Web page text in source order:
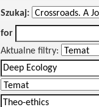
Szukaj:
for
Aktualne filtry: